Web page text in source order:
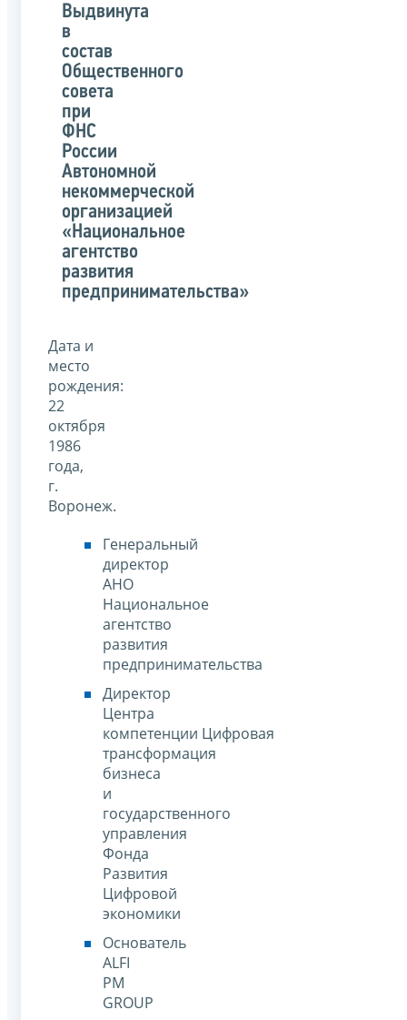
Выдвинута
в
состав
Общественного
совета
при
ФНС
России
Автономной
некоммерческой
организацией
«Национальное
агентство
развития
предпринимательства»
Дата и
место
рождения:
22
октября
1986
года,
г.
Воронеж.
Генеральный
директор
АНО
Национальное
агентство
развития
предпринимательства
Директор
Центра
компетенции Цифровая
трансформация
бизнеса
и
государственного
управления
Фонда
Развития
Цифровой
экономики
Основатель
ALFI
PM
GROUP